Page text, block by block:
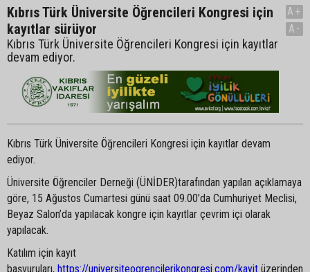
Kıbrıs Türk Üniversite Öğrencileri Kongresi için
kayıtlar sürüyor
Kıbrıs Türk Üniversite Öğrencileri Kongresi için kayıtlar
devam ediyor.
A+
A-
Kıbrıs Türk Üniversite Öğrencileri Kongresi için kayıtlar devam
ediyor.
Üniversite Öğrenciler Derneği (ÜNİDER)tarafından yapılan açıklamaya
göre, 15 Ağustos Cumartesi günü saat 09.00’da Cumhuriyet Meclisi,
Beyaz Salon’da yapılacak kongre için kayıtlar çevrim içi olarak
yapılacak.
Katılım için kayıt
başvuruları, https://universiteogrencilerikongresi.com/kayit üzerinden